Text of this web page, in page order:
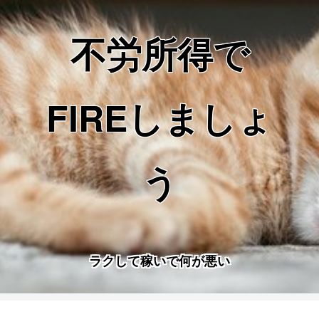
不労所得で
FIREしましょ
う
ラクして稼いで何が悪い